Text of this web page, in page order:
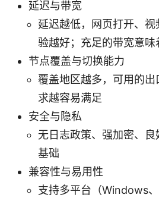
延迟与带宽
延迟越低，网页打开、
验越好；充足的带宽意
节点覆盖与切换能力
覆盖地区越多，可用的
求越容易满足
安全与隐私
无日志政策、强加密、
基础
兼容性与易用性
支持多平台（Windows、